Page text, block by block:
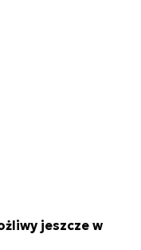
jeszcze w